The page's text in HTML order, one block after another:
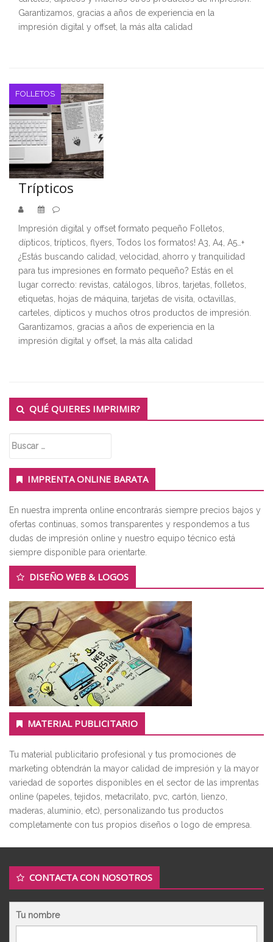
Garantizamos, gracias a años de experiencia en la
impresión digital y offset, la más alta calidad
FOLLETOS
Trípticos
Impresión digital y offset formato pequeño Folletos,
dípticos, trípticos, flyers, Todos los formatos! A3, A4, A5…+
¿Estás buscando calidad, velocidad, ahorro y tranquilidad
para tus impresiones en formato pequeño? Estás en el
lugar correcto: revistas, catálogos, libros, tarjetas, folletos,
etiquetas, hojas de máquina, tarjetas de visita, octavillas,
carteles, dípticos y muchos otros productos de impresión.
Garantizamos, gracias a años de experiencia en la
impresión digital y offset, la más alta calidad
Secondary
Sidebar
QUÉ QUIERES IMPRIMIR?
IMPRENTA ONLINE BARATA
En nuestra imprenta online encontrarás siempre precios bajos y
ofertas continuas, somos transparentes y respondemos a tus
dudas de impresión online y nuestro equipo técnico está
siempre disponible para orientarte.
DISEÑO WEB & LOGOS
MATERIAL PUBLICITARIO
Tu material publicitario profesional y tus promociones de
marketing obtendrán la mayor calidad de impresión y la mayor
variedad de soportes disponibles en el sector de las imprentas
online (papeles, tejidos, metacrilato, pvc, cartón, lienzo,
maderas, aluminio, etc), personalizando tus productos
completamente con tus propios diseños o logo de empresa.
CONTACTA CON NOSOTROS
Tu nombre